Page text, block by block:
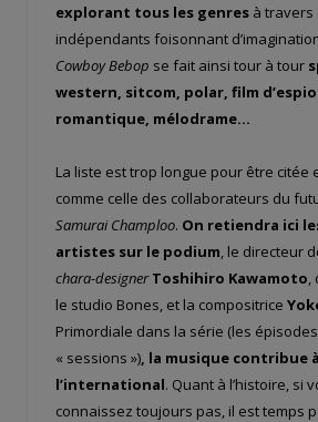
explorant tous les genres à travers
indépendants foisonnant
Cowboy Bebop se fait ainsi tour à tour
western, sitcom, polar, film
romantique, mélodrame…
La liste est trop longue pour être citée
comme celle des collaborateurs du
Samurai Champloo. On retiendra ici
artistes sur le podium, le directeur
chara-designer Toshihiro Kawamoto,
le studio Bones, et la compositrice
Primordiale dans la série (les
« sessions »), la musique contribue
l’international. Quant à l’histoire, si
connaissez toujours pas, il est temps